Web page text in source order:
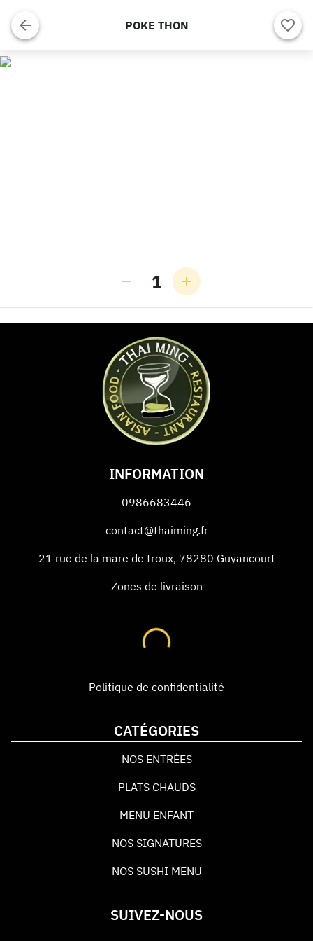
POKE THON
1
INFORMATION
0986683446
contact@thaiming.fr
21 rue de la mare de troux, 78280 Guyancourt
Zones de livraison
Politique de confidentialité
CATÉGORIES
NOS ENTRÉES
PLATS CHAUDS
MENU ENFANT
NOS SIGNATURES
NOS SUSHI MENU
SUIVEZ-NOUS